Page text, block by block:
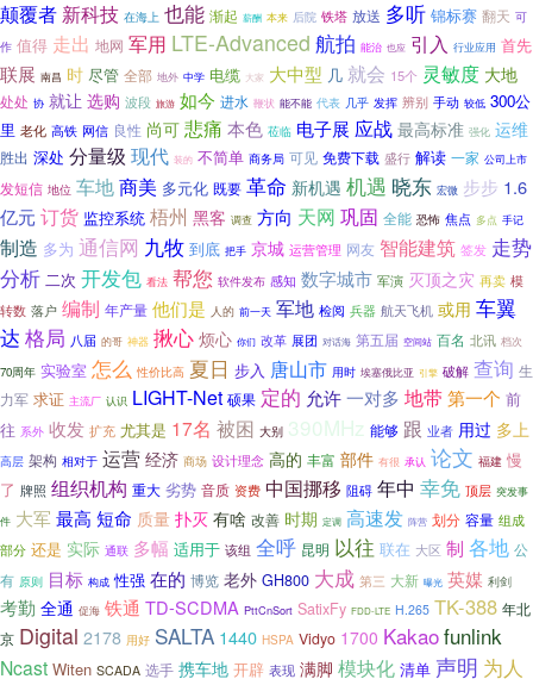
颠覆者 新科技 在海上 也能 渐起 薪酬 本来 后院 铁塔 放送 多听 锦标赛 翻天 可
作 值得 走出 地网 军用 LTE-Advanced 航拍 能治 也应 引入 行业应用 首先
联展 南昌 时 尽管 全部 地外 中学 电缆 大家 大中型 几 就会 15个 灵敏度 大地
处处 协 就让 选购 波段 旅游 如今 进水 鞭状 能不能 代表 几乎 发挥 辨别 手动 较低 300公
里 老化 高铁 网信 良性 尚可 悲痛 本色 莅临 电子展 应战 最高标准 强化 运维
胜出 深处 分量级 现代 装的 不简单 商务局 可见 免费下载 盛行 解读 一家 公司上市
发短信 地位 车地商美 多元化 既要 革命 新机遇 机遇 晓东 宏微 步步 1.6
亿元订货 监控系统 梧州 黑客 调查 方向 天网 巩固 全能 恐怖 焦点 多点 手记
制造 多为 通信网 九牧 到底 把手 京城 运营管理 网友 智能建筑 签发 走势
分析 二次 开发包 看法 帮您 软件发布 感知 数字城市 军演 灭顶之灾 再卖 模
转数 落户 编制 年产量 他们是 人的 前一天 军地 检阅 兵器 航天飞机 或用 车翼
达 格局 八届 的哥 神器 揪心 烦心 你们 改革 展团 对话海 第五届 空间站 百名 北讯 档次
70周年 实验室 怎么 性价比高 夏日 步入 唐山市 用时 埃塞俄比亚 引擎 破解 查询 生
力军 求证 主流厂 认识 LIGHT-Net 硕果 定的 允许一对多 地带第一个 前
往 系外 收发 扩充 尤其是 17名 被困 大别 390MHz 能够 跟 业者 用过 多上
高层 架构 相对于 运营 经济 商场 设计理念 高的 丰富 部件 有很 承认 论文 福建 慢
了 牌照 组织机构 重大 劣势 音质 资费 中国挪移 阻碍 年中 幸免 顶层 突发事
件 大军 最高 短命 质量 扑灭 有啥 改善 时期 定调 高速发 阵营 划分 容量 组成
部分 还是 实际 通联 多幅 适用于 该组 全呼 昆明 以往 联在 大区 制 各地 公
有 原则 目标 构成 性强 在的 博览 老外 GH800 大成 第三 大新 曝光 英媒 利剑
考勤 全通 促海 铁通 TD-SCDMA PttCnSort SatixFy FDD-LTE H.265 TK-388 年北
京 Digital 2178 用好 SALTA 1440 HSPA Vidyo 1700 Kakaofunlink
Ncast Witen SCADA 选手 携车地 开辟 表现 满脚 模块化 清单 声明 为人